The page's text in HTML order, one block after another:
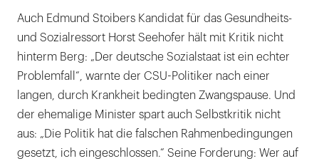
Auch Edmund Stoibers Kandidat für das Gesundheits-
und Sozialressort Horst Seehofer hält mit Kritik nicht
hinterm Berg: „Der deutsche Sozialstaat ist ein echter
Problemfall“, warnte der CSU-Politiker nach einer
langen, durch Krankheit bedingten Zwangspause. Und
der ehemalige Minister spart auch Selbstkritik nicht
aus: „Die Politik hat die falschen Rahmenbedingungen
gesetzt, ich eingeschlossen.“ Seine Forderung: Wer auf